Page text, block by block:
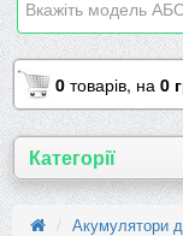
0 товарів, на 0
Категорії
Акумулятори